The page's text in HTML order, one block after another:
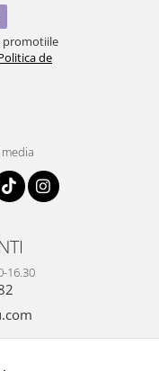
promotiile
de
16.30